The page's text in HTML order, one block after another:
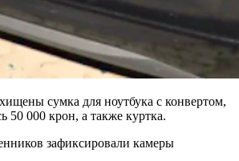
сумка для ноутбука с конвертом,
50 000 крон, а также куртка.
зафиксировали камеры